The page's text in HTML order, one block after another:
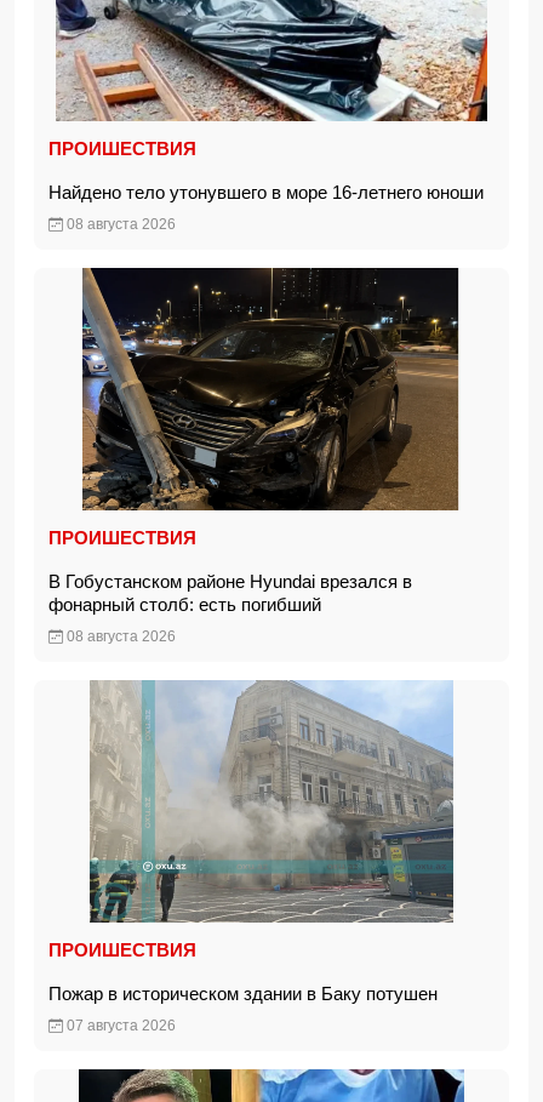
ПРОИШЕСТВИЯ
Найдено тело утонувшего в море 16-летнего юноши
08 августа 2026
ПРОИШЕСТВИЯ
В Гобустанском районе Hyundai врезался в
фонарный столб: есть погибший
08 августа 2026
ПРОИШЕСТВИЯ
Пожар в историческом здании в Баку потушен
07 августа 2026